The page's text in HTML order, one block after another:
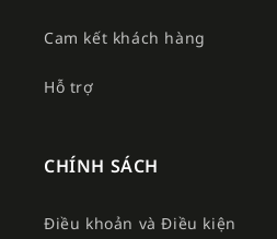
Cam kết khách hàng
Hỗ trợ
CHÍNH SÁCH
Điều khoản và Điều kiện